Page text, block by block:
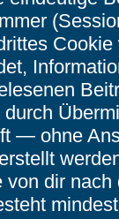
— ohne
von dir